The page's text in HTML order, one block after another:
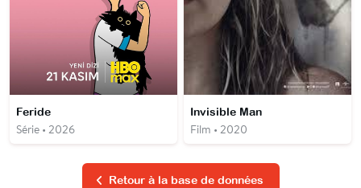
Feride
Série • 2026
Invisible Man
Film • 2020
Retour à la base de données